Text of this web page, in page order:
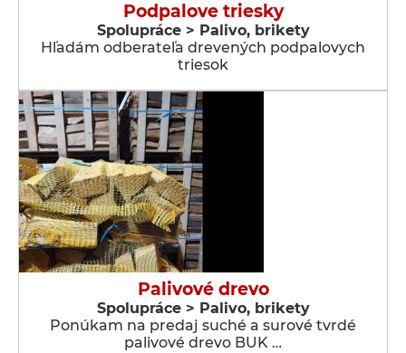
Podpalove triesky
Spolupráce > Palivo, brikety
Hľadám odberateľa drevených podpalovych
triesok
Palivové drevo
Spolupráce > Palivo, brikety
Ponúkam na predaj suché a surové tvrdé
palivové drevo BUK …